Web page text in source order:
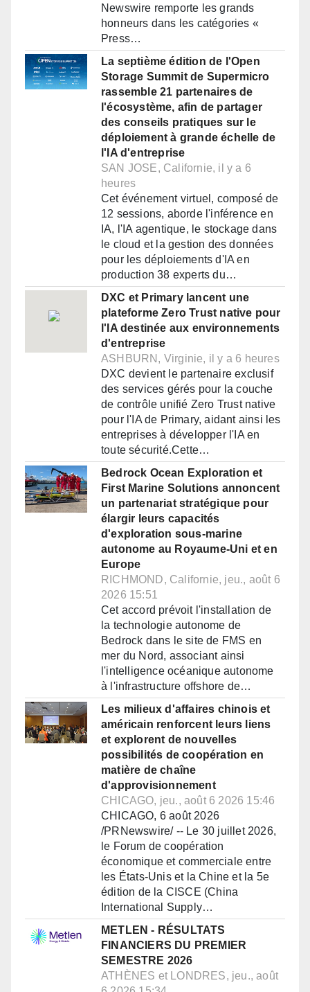
Newswire remporte les grands
honneurs dans les catégories «
Press…
La septième édition de l'Open
Storage Summit de Supermicro
rassemble 21 partenaires de
l'écosystème, afin de partager
des conseils pratiques sur le
déploiement à grande échelle de
l'IA d'entreprise
SAN JOSE, Californie, il y a 6
heures
Cet événement virtuel, composé de
12 sessions, aborde l'inférence en
IA, l'IA agentique, le stockage dans
le cloud et la gestion des données
pour les déploiements d'IA en
production 38 experts du…
DXC et Primary lancent une
plateforme Zero Trust native pour
l'IA destinée aux environnements
d'entreprise
ASHBURN, Virginie, il y a 6 heures
DXC devient le partenaire exclusif
des services gérés pour la couche
de contrôle unifié Zero Trust native
pour l'IA de Primary, aidant ainsi les
entreprises à développer l'IA en
toute sécurité.Cette…
Bedrock Ocean Exploration et
First Marine Solutions annoncent
un partenariat stratégique pour
élargir leurs capacités
d'exploration sous-marine
autonome au Royaume-Uni et en
Europe
RICHMOND, Californie, jeu., août 6
2026 15:51
Cet accord prévoit l'installation de
la technologie autonome de
Bedrock dans le site de FMS en
mer du Nord, associant ainsi
l'intelligence océanique autonome
à l'infrastructure offshore de…
Les milieux d'affaires chinois et
américain renforcent leurs liens
et explorent de nouvelles
possibilités de coopération en
matière de chaîne
d'approvisionnement
CHICAGO, jeu., août 6 2026 15:46
CHICAGO, 6 août 2026
/PRNewswire/ -- Le 30 juillet 2026,
le Forum de coopération
économique et commerciale entre
les États-Unis et la Chine et la 5e
édition de la CISCE (China
International Supply…
METLEN - RÉSULTATS
FINANCIERS DU PREMIER
SEMESTRE 2026
ATHÈNES et LONDRES, jeu., août